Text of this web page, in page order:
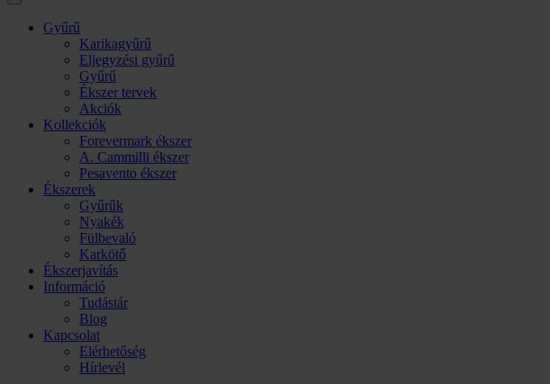
Gyűrű
Karikagyűrű
Eljegyzési gyűrű
Gyűrű
Ékszer tervek
Akciók
Kollekciók
Forevermark ékszer
A. Cammilli ékszer
Pesavento ékszer
Ékszerek
Gyűrűk
Nyakék
Fülbevaló
Karkötő
Ékszerjavítás
Információ
Tudástár
Blog
Kapcsolat
Elérhetőség
Hírlevél